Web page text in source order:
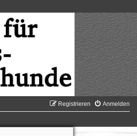
Anmelden
Registrieren